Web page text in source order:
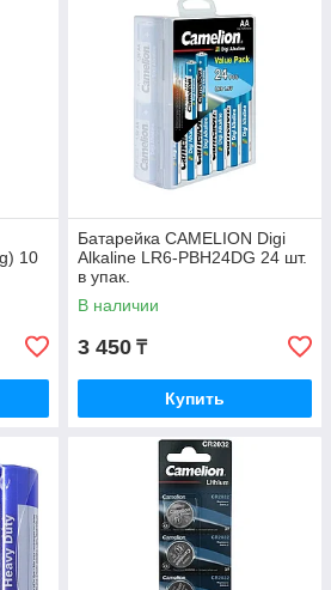
10
Батарейка CAMELION Digi
Alkaline LR6-PBH24DG 24 шт.
в упак.
В наличии
3 450 ₸
Купить